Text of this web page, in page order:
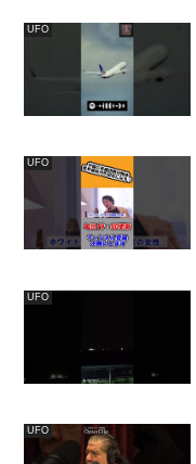
UFO
UFO
UFO
UFO